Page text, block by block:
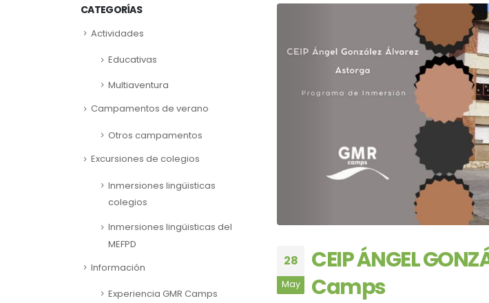
28
May
CEIP ÁNGEL
Camps
CATEGORÍAS
Actividades
Educativas
Multiaventura
Campamentos de verano
Otros campamentos
Excursiones de colegios
Inmersiones lingüisticas
colegios
Inmersiones lingüisticas del
MEFPD
Información
Experiencia GMR Camps